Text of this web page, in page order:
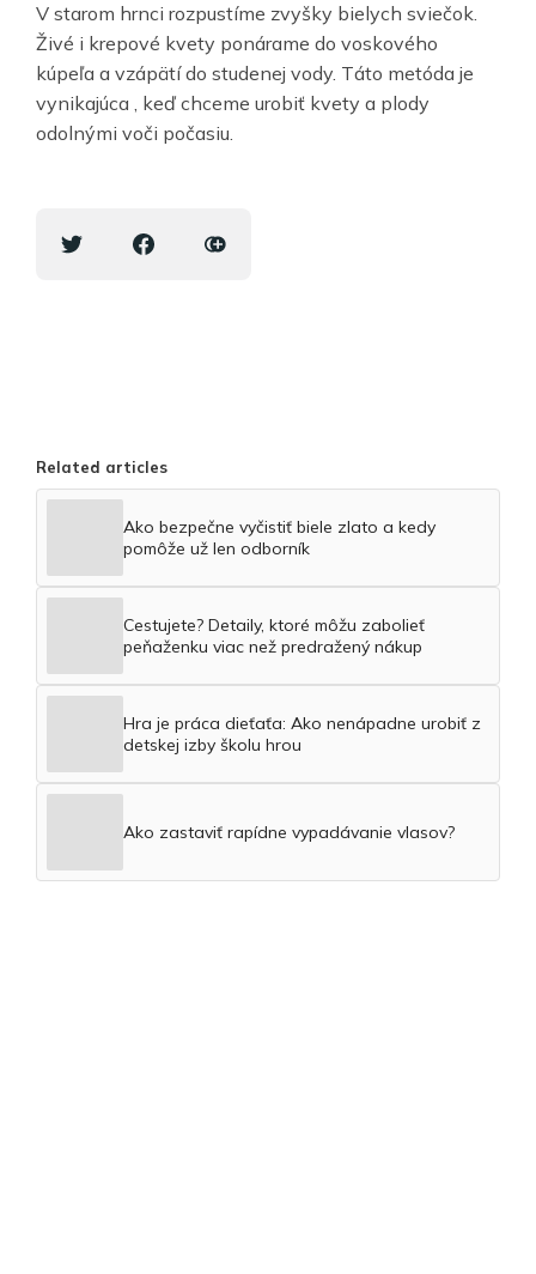
V starom hrnci rozpustíme zvyšky bielych sviečok.
Živé i krepové kvety ponárame do voskového
kúpeľa a vzápätí do studenej vody. Táto metóda je
vynikajúca , keď chceme urobiť kvety a plody
odolnými voči počasiu.
Related articles
Ako bezpečne vyčistiť biele zlato a kedy
pomôže už len odborník
Cestujete? Detaily, ktoré môžu zabolieť
peňaženku viac než predražený nákup
Hra je práca dieťaťa: Ako nenápadne urobiť z
detskej izby školu hrou
Ako zastaviť rapídne vypadávanie vlasov?